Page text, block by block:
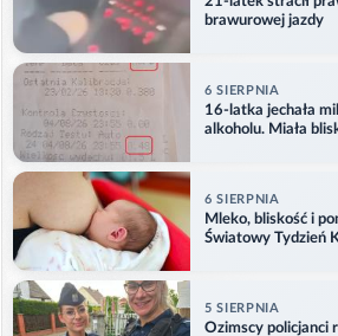
brawurowej jazdy
6 SIERPNIA
16-latka jechała
alkoholu. Miała
6 SIERPNIA
Mleko, bliskość i
Światowy Tydzień
5 SIERPNIA
Ozimscy policjanci